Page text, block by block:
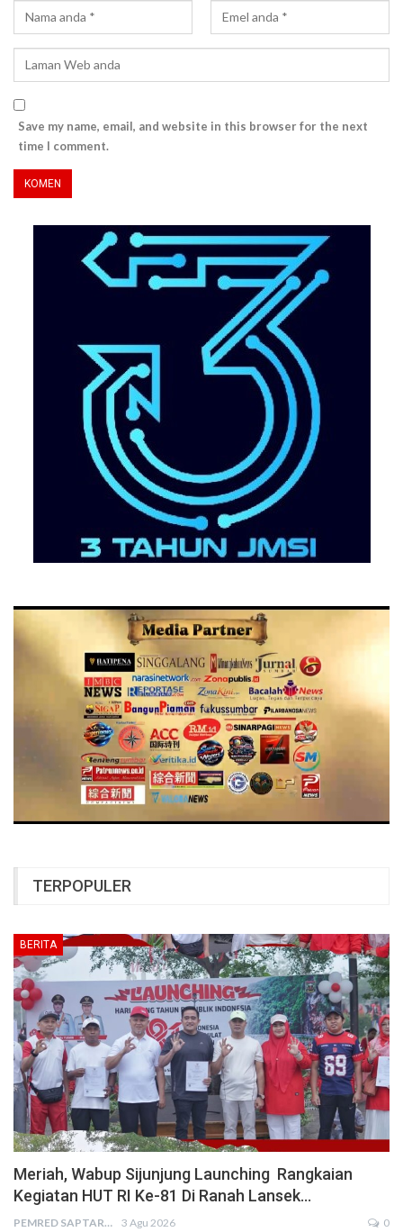
Save my name, email, and website in this browser for the next
time I comment.
TERPOPULER
BERITA
Meriah, Wabup Sijunjung Launching Rangkaian
Kegiatan HUT RI Ke-81 Di Ranah Lansek…
PEMRED SAPTARIUS 3 Agu 2026 0